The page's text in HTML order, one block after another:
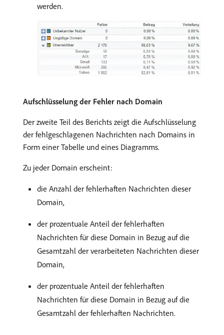
werden.
Aufschlüsselung der Fehler nach Domain
Der zweite Teil des Berichts zeigt die Aufschlüsselung
der fehlgeschlagenen Nachrichten nach Domains in
Form einer Tabelle und eines Diagramms.
Zu jeder Domain erscheint:
die Anzahl der fehlerhaften Nachrichten dieser
Domain,
der prozentuale Anteil der fehlerhaften
Nachrichten für diese Domain in Bezug auf die
Gesamtzahl der verarbeiteten Nachrichten dieser
Domain,
der prozentuale Anteil der fehlerhaften
Nachrichten für diese Domain in Bezug auf die
Gesamtzahl der fehlerhaften Nachrichten.